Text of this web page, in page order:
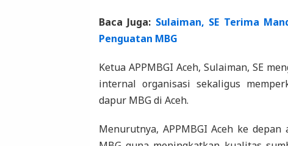
Baca Juga: Sulaiman, SE Terima
Penguatan MBG
Ketua APPMBGI Aceh, Sulaiman, SE
internal organisasi sekaligus
dapur MBG di Aceh.
Menurutnya, APPMBGI Aceh ke